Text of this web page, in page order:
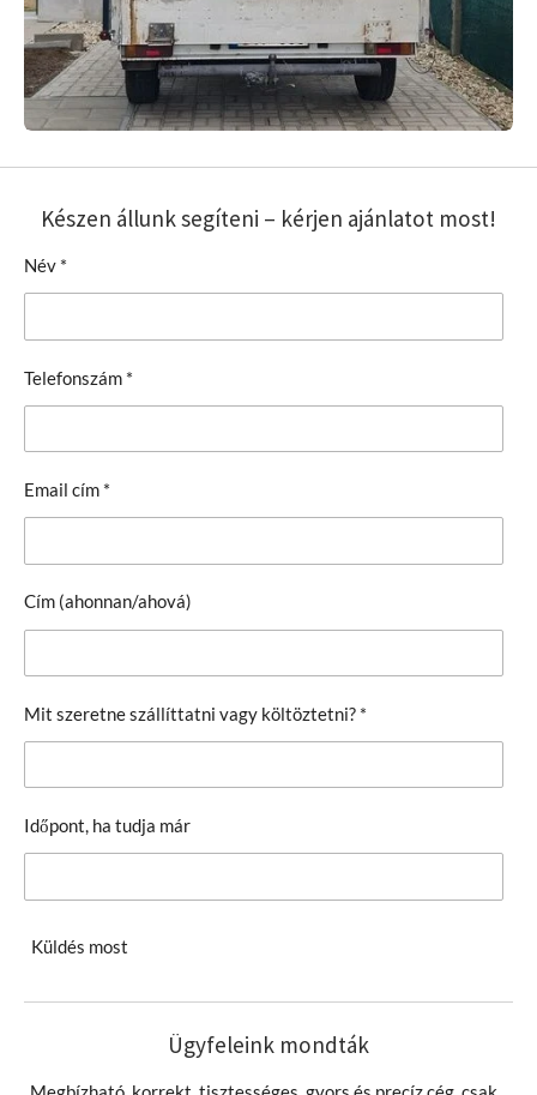
Készen állunk segíteni – kérjen ajánlatot most!
Név *
Telefonszám *
Email cím *
Cím (ahonnan/ahová)
Mit szeretne szállíttatni vagy költöztetni? *
Időpont, ha tudja már
Küldés most
Ügyfeleink mondták